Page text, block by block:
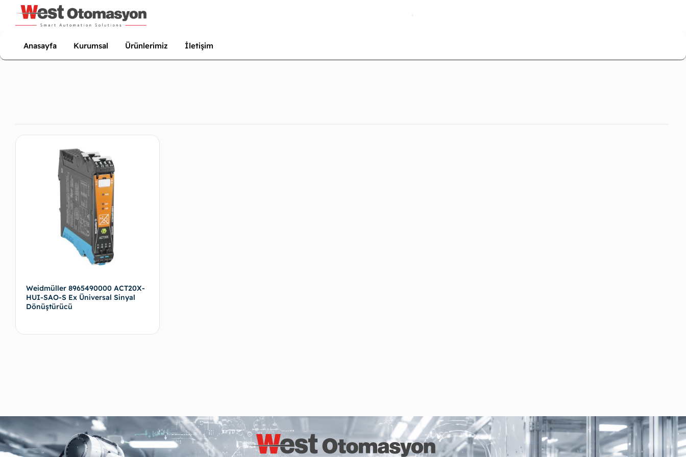
Anasayfa Kurumsal Ürünlerimiz İletişim
Weidmüller 8965490000 ACT20X-
HUI-SAO-S Ex Üniversal Sinyal
Dönüştürücü